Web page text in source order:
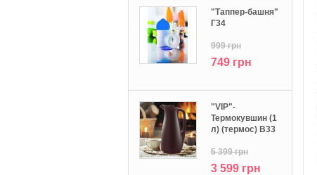
"Tаппер-башня"
Г34
999 грн
749 грн
"VIP"-
Термокувшин (1
л) (термос) В33
5 399 грн
3 599 грн